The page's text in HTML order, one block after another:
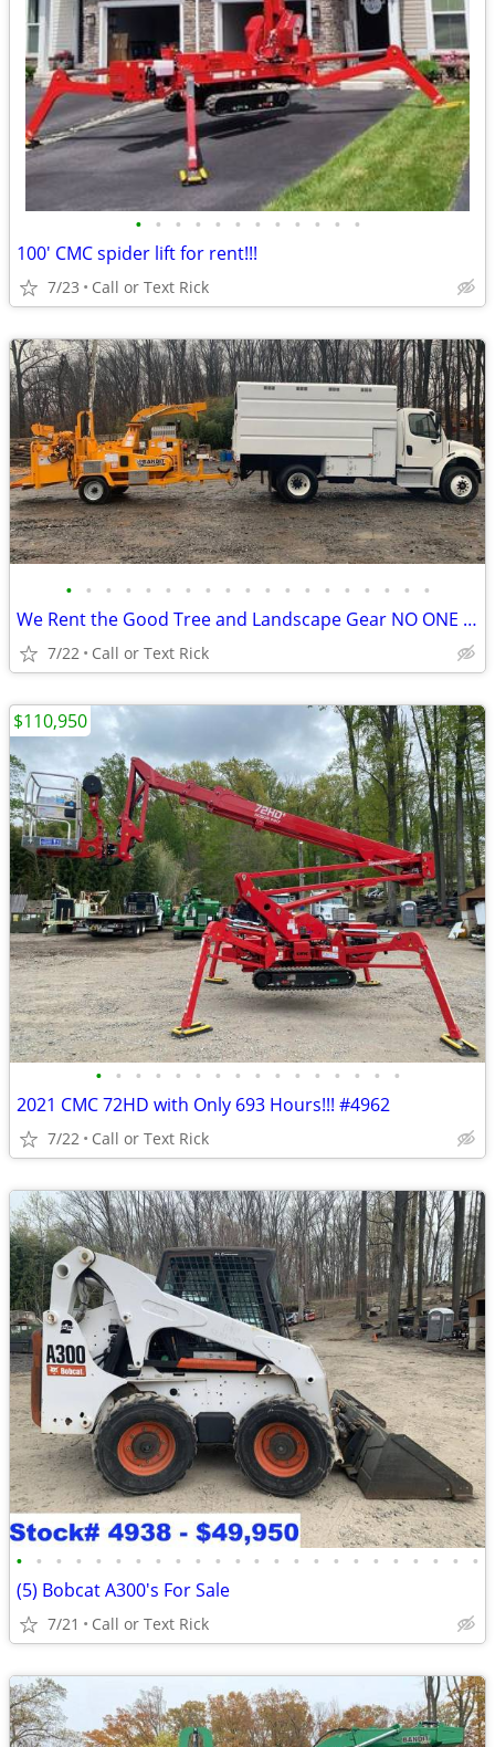
• • • • • • • • • • • •
100' CMC spider lift for rent!!!
7/23 Call or Text Rick
• • • • • • • • • • • • • • • • • • •
We Rent the Good Tree and Landscape Gear NO ONE Else Does
7/22 Call or Text Rick
• • • • • • • • • • • • • • • •
2021 CMC 72HD with Only 693 Hours!!! #4962
7/22 Call or Text Rick
$110,950
• • • • • • • • • • • • • • • • • • • • • • • •
(5) Bobcat A300's For Sale
7/21 Call or Text Rick